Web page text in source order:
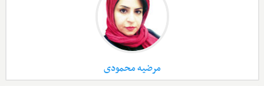
مرضیه محمودی